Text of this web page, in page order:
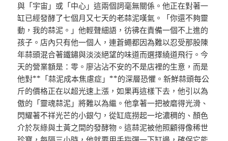
與「宇宙」或「中心」這兩個詞毫無關係。他正在對著一
缸已經發酵了七個月又七天的老蒜泥嘆氣。「你還不夠靈
動，我的蒜泥。」他輕聲細語，彷彿在責備一個不上進的
孩子。店內只有他一個人，連蒼蠅都因為難以忍受那股陳
年蒜頭混合著鐵鏽與淡淡絕望的味道而選擇繞道飛行。今
天的營業額是：零。廖沾沾不安的不是店裡的生意，而是
他對**「蒜泥成本焦慮症」**的深層恐懼。新鮮蒜頭每公
斤的價格正在以超光速上漲，如果再這樣下去，他引以為
傲的「靈魂蒜泥」將難以為繼。他拿著一把被磨得光滑、
閃耀著不祥光芒的小銀勺，從缸底撈起一坨濃稠的、顏色
介於灰綠與土黃之間的發酵物。這蒜泥被他照顧得像稀世